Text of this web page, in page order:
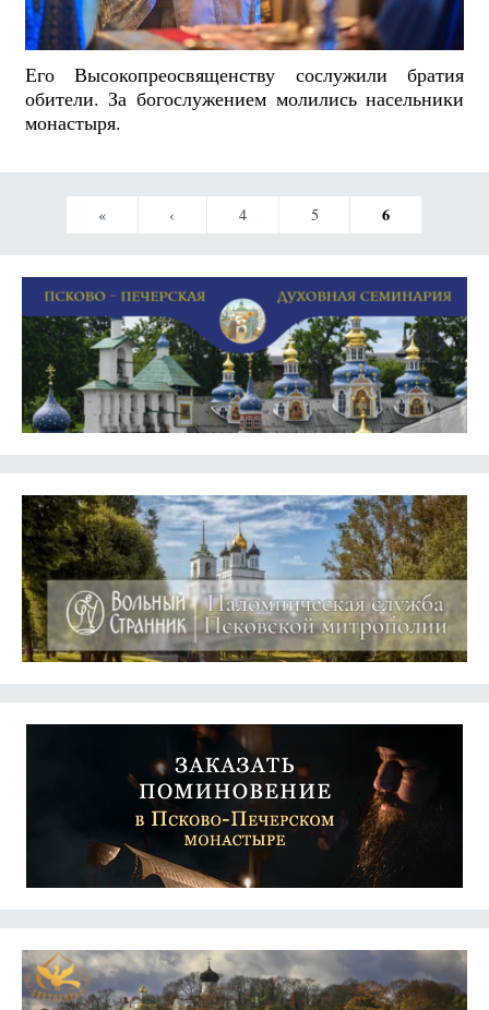
Его Высокопреосвященству сослужили братия
обители. За богослужением молились насельники
монастыря.
« ‹ 4 5 6